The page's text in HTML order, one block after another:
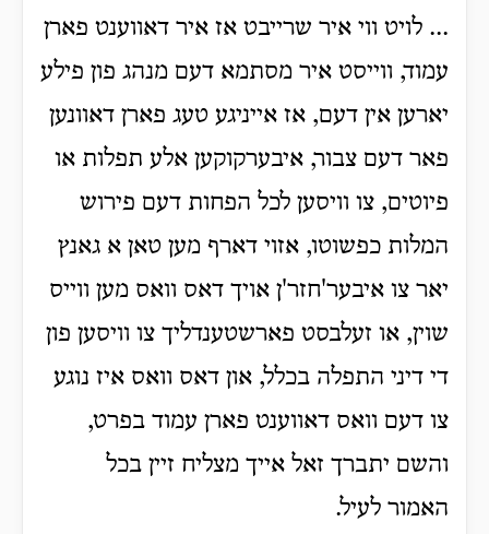
... לויט ווי איר שרייבט אז איר דאווענט פארן
עמוד, ווייסט איר מסתמא דעם מנהג פון פילע
יארען אין דעם, אז אייניגע טעג פארן דאוונען
פאר דעם צבור, איבערקוקען אלע תפלות או
פיוטים, צו וויסען לכל הפחות דעם פירוש
המלות כפשוטו, אזוי דארף מען טאן א גאנץ
יאר צו איבער'חזר'ן אויך דאס וואס מען ווייס
שוין, או זעלבסט פארשטענדליך צו וויסען פון
די דיני התפלה בכלל, און דאס וואס איז נוגע
צו דעם וואס דאווענט פארן עמוד בפרט,
והשם יתברך זאל אייך מצליח זיין בכל
האמור לעיל.